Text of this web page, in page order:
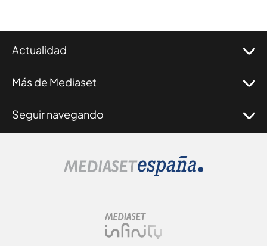
Actualidad
Más de Mediaset
Seguir navegando